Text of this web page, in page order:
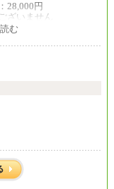
28,000円
ざいません
む